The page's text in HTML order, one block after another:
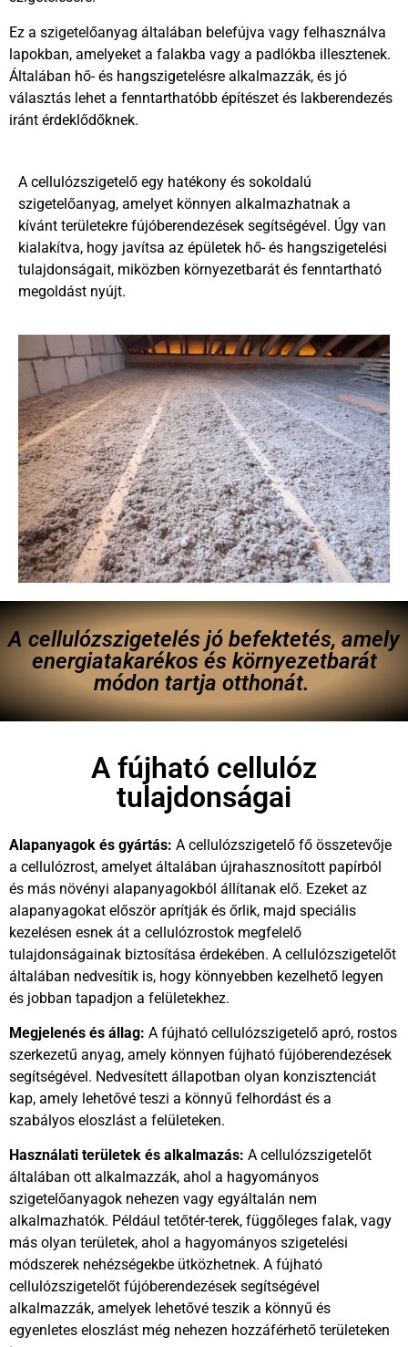
Ez a szigetelőanyag általában belefújva vagy felhasználva
lapokban, amelyeket a falakba vagy a padlókba illesztenek.
Általában hő- és hangszigetelésre alkalmazzák, és jó
választás lehet a fenntarthatóbb építészet és lakberendezés
iránt érdeklődőknek.
A cellulózszigetelő egy hatékony és sokoldalú
szigetelőanyag, amelyet könnyen alkalmazhatnak a
kívánt területekre fújóberendezések segítségével. Úgy van
kialakítva, hogy javítsa az épületek hő- és hangszigetelési
tulajdonságait, miközben környezetbarát és fenntartható
megoldást nyújt.
A cellulózszigetelés jó befektetés, amely
energiatakarékos és környezetbarát
módon tartja otthonát.
A fújható cellulóz
tulajdonságai
Alapanyagok és gyártás: A cellulózszigetelő fő összetevője
a cellulózrost, amelyet általában újrahasznosított papírból
és más növényi alapanyagokból állítanak elő. Ezeket az
alapanyagokat először aprítják és őrlik, majd speciális
kezelésen esnek át a cellulózrostok megfelelő
tulajdonságainak biztosítása érdekében. A cellulózszigetelőt
általában nedvesítik is, hogy könnyebben kezelhető legyen
és jobban tapadjon a felületekhez.
Megjelenés és állag: A fújható cellulózszigetelő apró, rostos
szerkezetű anyag, amely könnyen fújható fújóberendezések
segítségével. Nedvesített állapotban olyan konzisztenciát
kap, amely lehetővé teszi a könnyű felhordást és a
szabályos eloszlást a felületeken.
Használati területek és alkalmazás: A cellulózszigetelőt
általában ott alkalmazzák, ahol a hagyományos
szigetelőanyagok nehezen vagy egyáltalán nem
alkalmazhatók. Például tetőtér-terek, függőleges falak, vagy
más olyan területek, ahol a hagyományos szigetelési
módszerek nehézségekbe ütközhetnek. A fújható
cellulózszigetelőt fújóberendezések segítségével
alkalmazzák, amelyek lehetővé teszik a könnyű és
egyenletes eloszlást még nehezen hozzáférhető területeken